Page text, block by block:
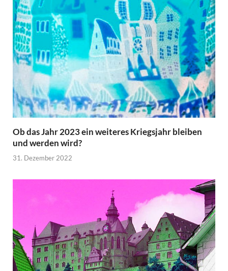
Ob das Jahr 2023 ein weiteres Kriegsjahr bleiben
und werden wird?
31. Dezember 2022